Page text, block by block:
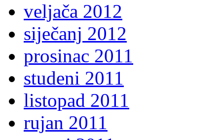
veljača 2012
siječanj 2012
prosinac 2011
studeni 2011
listopad 2011
rujan 2011